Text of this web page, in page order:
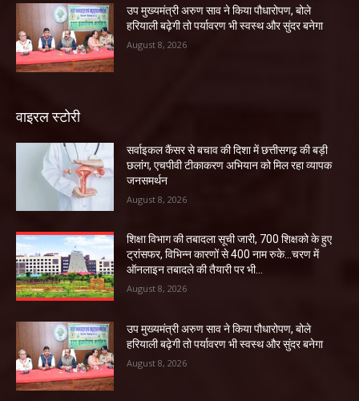
उप मुख्यमंत्री अरुण साव ने किया पौधारोपण, बोले
हरियाली बढ़ेगी तो पर्यावरण भी स्वस्थ और सुंदर बनेगा
August 8, 2026
वाइरल स्टोरी
सर्वाइकल कैंसर से बचाव की दिशा में छत्तीसगढ़ की बड़ी
छलांग, एचपीवी टीकाकरण अभियान को मिल रहा व्यापक
जनसमर्थन
August 8, 2026
शिक्षा विभाग की तबादला सूची जारी, 700 शिक्षको के हुए
ट्रांसफर, विभिन्न कारणों से 400 नाम रुके…चरण में
ऑनलाइन तबादले की तैयारी पर भी...
August 8, 2026
उप मुख्यमंत्री अरुण साव ने किया पौधारोपण, बोले
हरियाली बढ़ेगी तो पर्यावरण भी स्वस्थ और सुंदर बनेगा
August 8, 2026